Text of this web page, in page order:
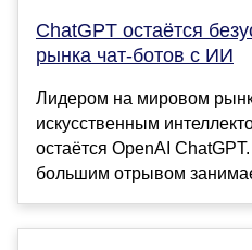
ChatGPT остаётся
рынка чат-ботов с ИИ
Лидером на мировом
искусственным
остаётся OpenAI
большим отрывом